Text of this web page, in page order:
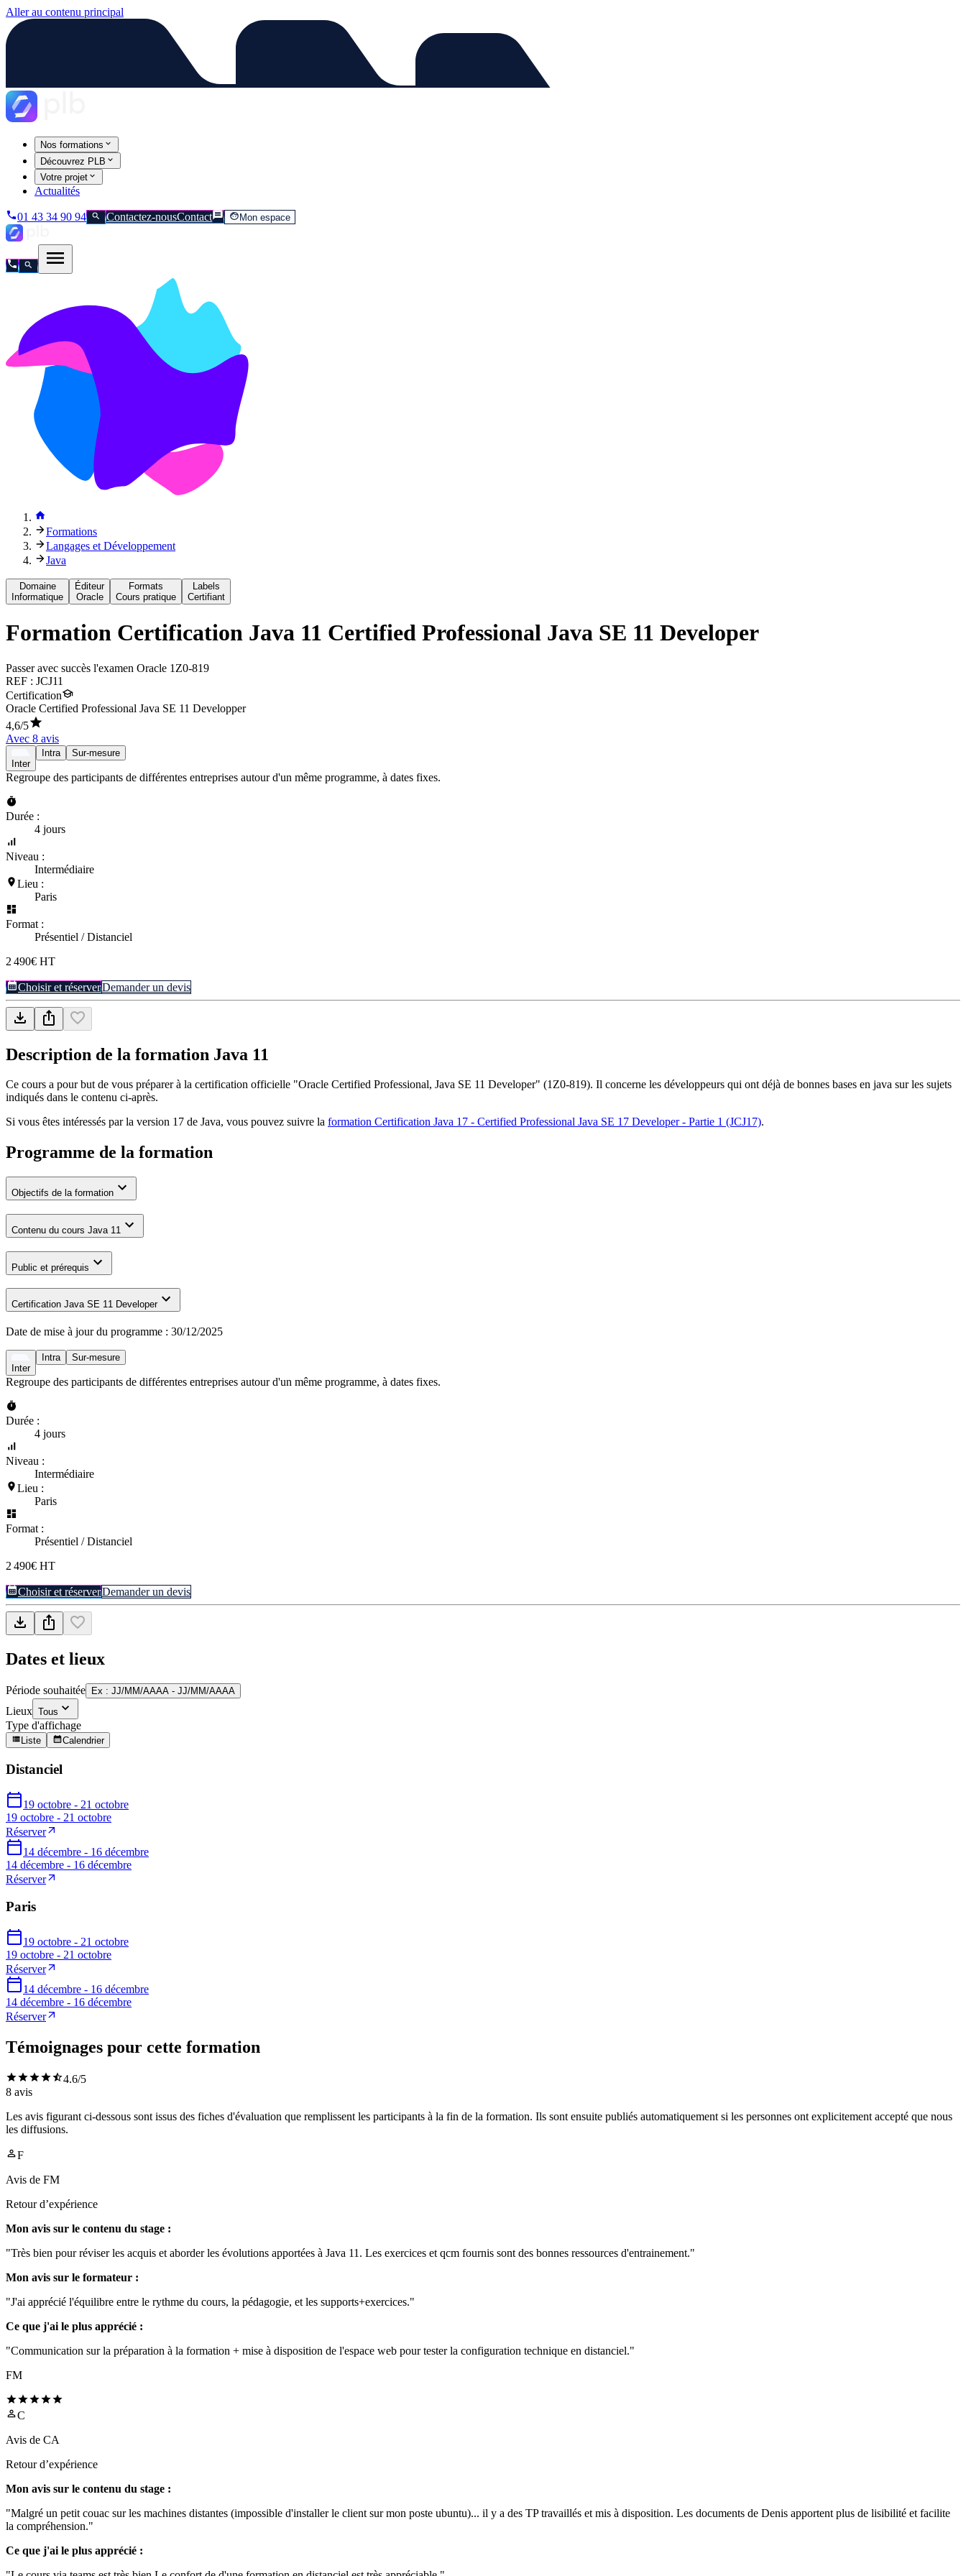
Aller au contenu principal
Nos formations
Découvrez PLB
Votre projet
Actualités
01 43 34 90 94 Contactez-nousContact Mon espace
Formations
Langages et Développement
Java
Domaine
Informatique
Éditeur
Oracle
Formats
Cours pratique
Labels
Certifiant
Formation Certification Java 11 Certified Professional Java SE 11 Developer
Passer avec succès l'examen Oracle 1Z0-819
REF : JCJ11
Certification
Oracle Certified Professional Java SE 11 Developper
4,6/5
Avec 8 avis
Inter
Intra Sur-mesure
Regroupe des participants de différentes entreprises autour d'un même programme, à dates fixes.
Durée :
4 jours
Niveau :
Intermédiaire
Lieu :
Paris
Format :
Présentiel / Distanciel
2 490€ HT
Choisir et réserverDemander un devis
Description de la formation Java 11
Ce cours a pour but de vous préparer à la certification officielle "Oracle Certified Professional, Java SE 11 Developer" (1Z0-819). Il concerne les développeurs qui ont déjà de bonnes bases en java sur les sujets
indiqués dans le contenu ci-après.
Si vous êtes intéressés par la version 17 de Java, vous pouvez suivre la formation Certification Java 17 - Certified Professional Java SE 17 Developer - Partie 1 (JCJ17).
Programme de la formation
Objectifs de la formation
Contenu du cours Java 11
Public et prérequis
Certification Java SE 11 Developer
Date de mise à jour du programme : 30/12/2025
Inter
Intra Sur-mesure
Regroupe des participants de différentes entreprises autour d'un même programme, à dates fixes.
Durée :
4 jours
Niveau :
Intermédiaire
Lieu :
Paris
Format :
Présentiel / Distanciel
2 490€ HT
Choisir et réserverDemander un devis
Dates et lieux
Période souhaitée Ex : JJ/MM/AAAA - JJ/MM/AAAA
Lieux Tous
Type d'affichage
Liste Calendrier
Distanciel
19 octobre - 21 octobre
19 octobre - 21 octobre
Réserver
14 décembre - 16 décembre
14 décembre - 16 décembre
Réserver
Paris
19 octobre - 21 octobre
19 octobre - 21 octobre
Réserver
14 décembre - 16 décembre
14 décembre - 16 décembre
Réserver
Témoignages pour cette formation
4.6/5
8 avis
Les avis figurant ci-dessous sont issus des fiches d'évaluation que remplissent les participants à la fin de la formation. Ils sont ensuite publiés automatiquement si les personnes ont explicitement accepté que nous
les diffusions.
F
Avis de FM
Retour d’expérience
Mon avis sur le contenu du stage :
"Très bien pour réviser les acquis et aborder les évolutions apportées à Java 11. Les exercices et qcm fournis sont des bonnes ressources d'entrainement."
Mon avis sur le formateur :
"J'ai apprécié l'équilibre entre le rythme du cours, la pédagogie, et les supports+exercices."
Ce que j'ai le plus apprécié :
"Communication sur la préparation à la formation + mise à disposition de l'espace web pour tester la configuration technique en distanciel."
FM
C
Avis de CA
Retour d’expérience
Mon avis sur le contenu du stage :
"Malgré un petit couac sur les machines distantes (impossible d'installer le client sur mon poste ubuntu)... il y a des TP travaillés et mis à disposition. Les documents de Denis apportent plus de lisibilité et facilite
la compréhension."
Ce que j'ai le plus apprécié :